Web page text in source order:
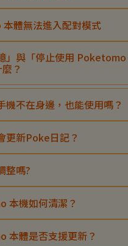
體無法進入配對模式
」與「停止使用 Poketomo
？
機不在身邊，也能使用嗎？
更新Poke日記？
整嗎?
本機如何清潔？
本體是否支援更新？